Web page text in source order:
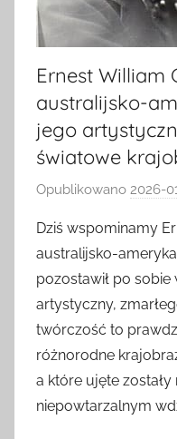
Ernest William
australijsko-
jego
światowe
Opublikowano 2026-
Dziś wspominamy
australijsko-
pozostawił po
artystyczny,
twórczość to
różnorodne
a które ujęte zostały
niepowtarzalnym